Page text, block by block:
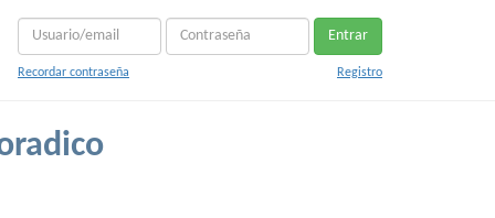
Entrar
Recordar contraseña Registro